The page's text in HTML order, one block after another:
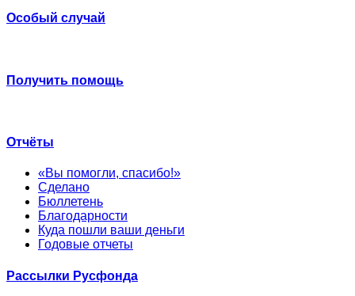
Особый случай
Получить помощь
Отчёты
«Вы помогли, спасибо!»
Сделано
Бюллетень
Благодарности
Куда пошли ваши деньги
Годовые отчеты
Рассылки Русфонда